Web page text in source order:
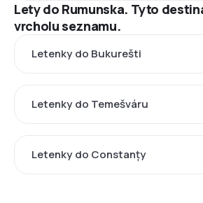
Lety do Rumunska. Tyto
vrcholu seznamu.
Letenky do Bukurešti
Letenky do Temešváru
Letenky do Constanțy